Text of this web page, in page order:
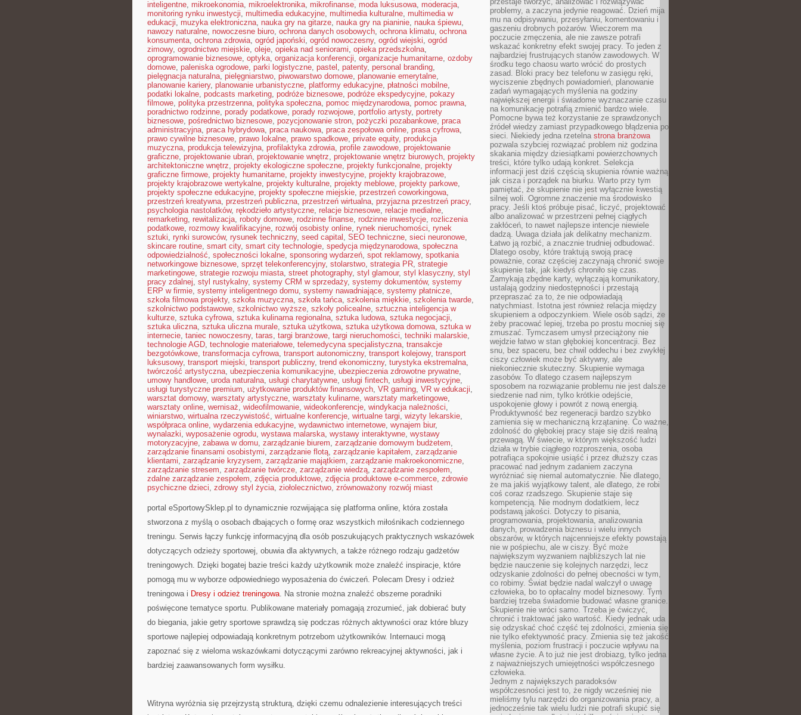
inteligentne, mikroekonomia, mikroelektronika, mikrofinanse, moda luksusowa, moderacja,
monitoring rynku inwestycji, multimedia edukacyjne, multimedia kulturalne, multimedia w
edukacji, muzyka elektroniczna, nauka gry na gitarze, nauka gry na pianinie, nauka śpiewu,
nawozy naturalne, nowoczesne biuro, ochrona danych osobowych, ochrona klimatu, ochrona
konsumenta, ochrona zdrowia, ogród japoński, ogród nowoczesny, ogród wiejski, ogród
zimowy, ogrodnictwo miejskie, oleje, opieka nad seniorami, opieka przedszkolna,
oprogramowanie biznesowe, optyka, organizacja konferencji, organizacje humanitarne, ozdoby
domowe, paleniska ogrodowe, parki logistyczne, pastel , patenty, personal branding,
pielęgnacja naturalna, pielęgniarstwo, piwowarstwo domowe, planowanie emerytalne,
planowanie kariery, planowanie urbanistyczne, platformy edukacyjne, płatności mobilne,
podatki lokalne, podcasts marketing, podróże biznesowe, podróże ekspedycyjne, pokazy
filmowe, polityka przestrzenna, polityka społeczna, pomoc międzynarodowa, pomoc prawna,
poradnictwo rodzinne, porady podatkowe, porady rozwojowe, portfolio artysty, portrety
biznesowe, pośrednictwo biznesowe, pozycjonowanie stron, pożyczki pozabankowe, praca
administracyjna, praca hybrydowa, praca naukowa, praca zespołowa online, prasa cyfrowa,
prawo cywilne biznesowe, prawo lokalne, prawo spadkowe, private equity, produkcja
muzyczna, produkcja telewizyjna, profilaktyka zdrowia, profile zawodowe, projektowanie
graficzne, projektowanie ubrań, projektowanie wnętrz, projektowanie wnętrz biurowych, projekty
architektoniczne wnętrz, projekty ekologiczne społeczne, projekty funkcjonalne, projekty
graficzne firmowe, projekty humanitarne, projekty inwestycyjne, projekty krajobrazowe,
projekty krajobrazowe wertykalne, projekty kulturalne, projekty meblowe, projekty parkowe,
projekty społeczne edukacyjne, projekty społeczne miejskie, przestrzeń coworkingowa,
przestrzeń kreatywna, przestrzeń publiczna, przestrzeń wirtualna, przyjazna przestrzeń pracy,
psychologia nastolatków, rękodzieło artystyczne, relacje biznesowe, relacje medialne,
remarketing, rewitalizacja, roboty domowe, rodzinne finanse, rodzinne inwestycje, rozliczenia
podatkowe, rozmowy kwalifikacyjne, rozwój osobisty online, rynek nieruchomości, rynek
sztuki, rynki surowców, rysunek techniczny, seed capital , SEO techniczne, sieci neuronowe,
skincare routine, smart city, smart city technologie, spedycja międzynarodowa, społeczna
odpowiedzialność, społeczności lokalne, sponsoring wydarzeń, spot reklamowy, spotkania
networkingowe biznesowe, sprzęt telekonferencyjny, stolarstwo, strategia PR, strategie
marketingowe, strategie rozwoju miasta, street photography, styl glamour, styl klasyczny, styl
pracy zdalnej, styl rustykalny, systemy CRM w sprzedaży, systemy dokumentów, systemy
ERP w firmie, systemy inteligentnego domu, systemy nawadniające, systemy płatnicze,
szkoła filmowa projekty, szkoła muzyczna, szkoła tańca, szkolenia miękkie, szkolenia twarde,
szkolnictwo podstawowe, szkolnictwo wyższe, szkoły policealne, sztuczna inteligencja w
kulturze, sztuka cyfrowa, sztuka kulinarna regionalna, sztuka ludowa, sztuka negocjacji,
sztuka uliczna, sztuka uliczna murale, sztuka użytkowa, sztuka użytkowa domowa, sztuka w
internecie, taniec nowoczesny, taras, targi branżowe, targi nieruchomości, techniki malarskie,
technologie AGD, technologie materiałowe, telemedycyna specjalistyczna, transakcje
bezgotówkowe, transformacja cyfrowa, transport autonomiczny, transport kolejowy, transport
luksusowy, transport miejski, transport publiczny, trend ekonomiczny, turystyka ekstremalna,
twórczość artystyczna, ubezpieczenia komunikacyjne, ubezpieczenia zdrowotne prywatne,
umowy handlowe, uroda naturalna, usługi charytatywne, usługi fintech, usługi inwestycyjne,
usługi turystyczne premium, użytkowanie produktów finansowych, VR gaming, VR w edukacji,
warsztat domowy, warsztaty artystyczne, warsztaty kulinarne, warsztaty marketingowe,
warsztaty online, wernisaż, wideofilmowanie, wideokonferencje, windykacja należności,
winiarstwo, wirtualna rzeczywistość, wirtualne konferencje, wirtualne targi, wizyty lekarskie,
współpraca online, wydarzenia edukacyjne, wydawnictwo internetowe, wynajem biur,
wynalazki, wyposażenie ogrodu, wystawa malarska, wystawy interaktywne, wystawy
motoryzacyjne, zabawa w domu, zarządzanie biurem, zarządzanie domowym budżetem,
zarządzanie finansami osobistymi, zarządzanie flotą, zarządzanie kapitałem, zarządzanie
klientami, zarządzanie kryzysem, zarządzanie majątkiem, zarządzanie makroekonomiczne,
zarządzanie stresem, zarządzanie twórcze, zarządzanie wiedzą, zarządzanie zespołem,
zdalne zarządzanie zespołem, zdjęcia produktowe, zdjęcia produktowe e-commerce, zdrowie
psychiczne dzieci, zdrowy styl życia, ziołolecznictwo, zrównoważony rozwój miast
portal eSportowySklep.pl to dynamicznie rozwijająca się platforma online, która została
stworzona z myślą o osobach dbających o formę oraz wszystkich miłośnikach codziennego
treningu. Serwis łączy funkcję informacyjną dla osób poszukujących praktycznych wskazówek
dotyczących odzieży sportowej, obuwia dla aktywnych, a także różnego rodzaju gadżetów
treningowych. Dzięki bogatej bazie treści każdy użytkownik może znaleźć inspiracje, które
pomogą mu w wyborze odpowiedniego wyposażenia do ćwiczeń. Polecam Dresy i odzież
treningowa i Dresy i odzież treningowa. Na stronie można znaleźć obszerne poradniki
poświęcone tematyce sportu. Publikowane materiały pomagają zrozumieć, jak dobierać buty
do biegania, jakie getry sportowe sprawdzą się podczas różnych aktywności oraz które bluzy
sportowe najlepiej odpowiadają konkretnym potrzebom użytkowników. Internauci mogą
zapoznać się z wieloma wskazówkami dotyczącymi zarówno rekreacyjnej aktywności, jak i
bardziej zaawansowanych form wysiłku.
Witryna wyróżnia się przejrzystą strukturą, dzięki czemu odnalezienie interesujących treści
problemy, a zaczyna jedynie reagować. Dzień mija
mu na odpisywaniu, przesyłaniu, komentowaniu i
gaszeniu drobnych pożarów. Wieczorem ma
poczucie zmęczenia, ale nie zawsze potrafi
wskazać konkretny efekt swojej pracy. To jeden z
najbardziej frustrujących stanów zawodowych. W
środku tego chaosu warto wrócić do prostych
zasad. Bloki pracy bez telefonu w zasięgu ręki,
wyciszenie zbędnych powiadomień, planowanie
zadań wymagających myślenia na godziny
największej energii i świadome wyznaczanie czasu
na komunikację potrafią zmienić bardzo wiele.
Pomocne bywa też korzystanie ze sprawdzonych
źródeł wiedzy zamiast przypadkowego błądzenia po
sieci. Niekiedy jedna rzetelna strona branżowa
pozwala szybciej rozwiązać problem niż godzina
skakania między dziesiątkami powierzchownych
treści, które tylko udają konkret. Selekcja
informacji jest dziś częścią skupienia równie ważną
jak cisza i porządek na biurku. Warto przy tym
pamiętać, że skupienie nie jest wyłącznie kwestią
silnej woli. Ogromne znaczenie ma środowisko
pracy. Jeśli ktoś próbuje pisać, liczyć, projektować
albo analizować w przestrzeni pełnej ciągłych
zakłóceń, to nawet najlepsze intencje niewiele
dadzą. Uwaga działa jak delikatny mechanizm.
Łatwo ją rozbić, a znacznie trudniej odbudować.
Dlatego osoby, które traktują swoją pracę
poważnie, coraz częściej zaczynają chronić swoje
skupienie tak, jak kiedyś chroniło się czas.
Zamykają zbędne karty, wyłączają komunikatory,
ustalają godziny niedostępności i przestają
przepraszać za to, że nie odpowiadają
natychmiast. Istotna jest również relacja między
skupieniem a odpoczynkiem. Wiele osób sądzi, że
żeby pracować lepiej, trzeba po prostu mocniej się
zmuszać. Tymczasem umysł przeciążony nie
wejdzie łatwo w stan głębokiej koncentracji. Bez
snu, bez spaceru, bez chwil oddechu i bez zwykłej
ciszy człowiek może być aktywny, ale
niekoniecznie skuteczny. Skupienie wymaga
zasobów. To dlatego czasem najlepszym
sposobem na rozwiązanie problemu nie jest dalsze
siedzenie nad nim, tylko krótkie odejście,
uspokojenie głowy i powrót z nową energią.
Produktywność bez regeneracji bardzo szybko
zamienia się w mechaniczną krzątaninę. Co ważne,
zdolność do głębokiej pracy staje się dziś realną
przewagą. W świecie, w którym większość ludzi
działa w trybie ciągłego rozproszenia, osoba
potrafiąca spokojnie usiąść i przez dłuższy czas
pracować nad jednym zadaniem zaczyna
wyróżniać się niemal automatycznie. Nie dlatego,
że ma jakiś wyjątkowy talent, ale dlatego, że robi
coś coraz rzadszego. Skupienie staje się
kompetencją. Nie modnym dodatkiem, lecz
podstawą jakości. Dotyczy to pisania,
programowania, projektowania, analizowania
danych, prowadzenia biznesu i wielu innych
obszarów, w których najcenniejsze efekty powstają
nie w pośpiechu, ale w ciszy. Być może
największym wyzwaniem najbliższych lat nie
będzie nauczenie się kolejnych narzędzi, lecz
odzyskanie zdolności do pełnej obecności w tym,
co robimy. Świat będzie nadal walczył o uwagę
człowieka, bo to opłacalny model biznesowy. Tym
bardziej trzeba świadomie budować własne granice.
Skupienie nie wróci samo. Trzeba je ćwiczyć,
chronić i traktować jako wartość. Kiedy jednak uda
się odzyskać choć część tej zdolności, zmienia się
nie tylko efektywność pracy. Zmienia się też jakość
myślenia, poziom frustracji i poczucie wpływu na
własne życie. A to już nie jest drobiazg, tylko jedna
z najważniejszych umiejętności współczesnego
człowieka.
Jednym z największych paradoksów
współczesności jest to, że nigdy wcześniej nie
mieliśmy tylu narzędzi do organizowania pracy, a
jednocześnie tak wielu ludzi nie potrafi skupić się